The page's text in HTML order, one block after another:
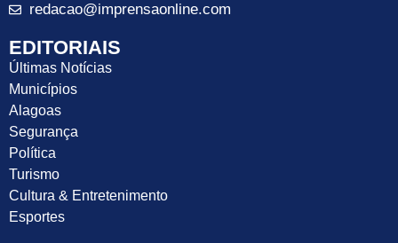
redacao@imprensaonline.com
EDITORIAIS
Últimas Notícias
Municípios
Alagoas
Segurança
Política
Turismo
Cultura & Entretenimento
Esportes